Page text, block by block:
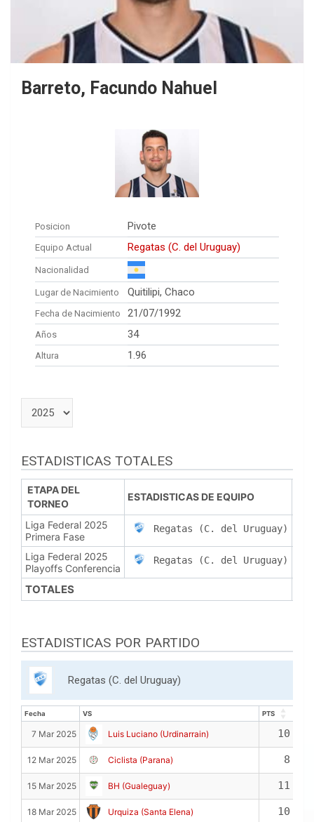
Barreto, Facundo Nahuel
Posicion Pivote
Equipo Actual Regatas (C. del Uruguay)
Nacionalidad
Lugar de Nacimiento Quitilipi, Chaco
Fecha de Nacimiento 21/07/1992
Años 34
Altura 1.96
ESTADISTICAS TOTALES
ETAPA DEL
TORNEO
ESTADISTICAS DE EQUIPO
Liga Federal 2025
Primera Fase
Regatas (C. del Uruguay)
Liga Federal 2025
Playoffs Conferencia
Regatas (C. del Uruguay)
TOTALES
ESTADISTICAS POR PARTIDO
Regatas (C. del Uruguay)
Fecha VS PTS
VS
7 Mar 2025 Luis Luciano (Urdinarrain) 10
12 Mar 2025 Ciclista (Parana) 8
15 Mar 2025 BH (Gualeguay) 11
18 Mar 2025 Urquiza (Santa Elena) 10